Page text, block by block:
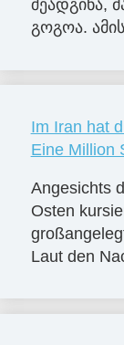
შეადგინა,
გოგოა.
Im Iran hat
Eine Million
Angesichts
Osten
Laut den